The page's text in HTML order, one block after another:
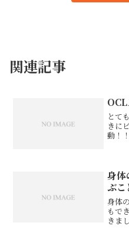
関連記事
とて
きに
動！
身体
ぶこ
身体
もで
きま